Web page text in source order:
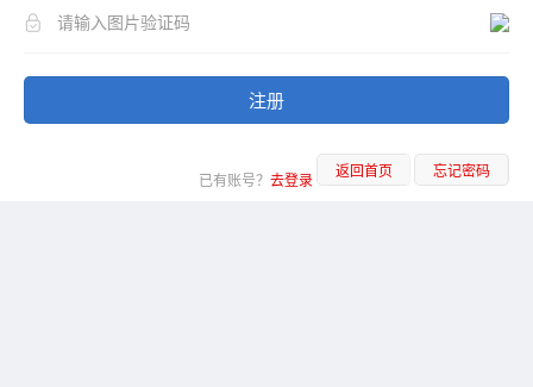
注册
已有账号？ 去登录 返回首页 忘记密码